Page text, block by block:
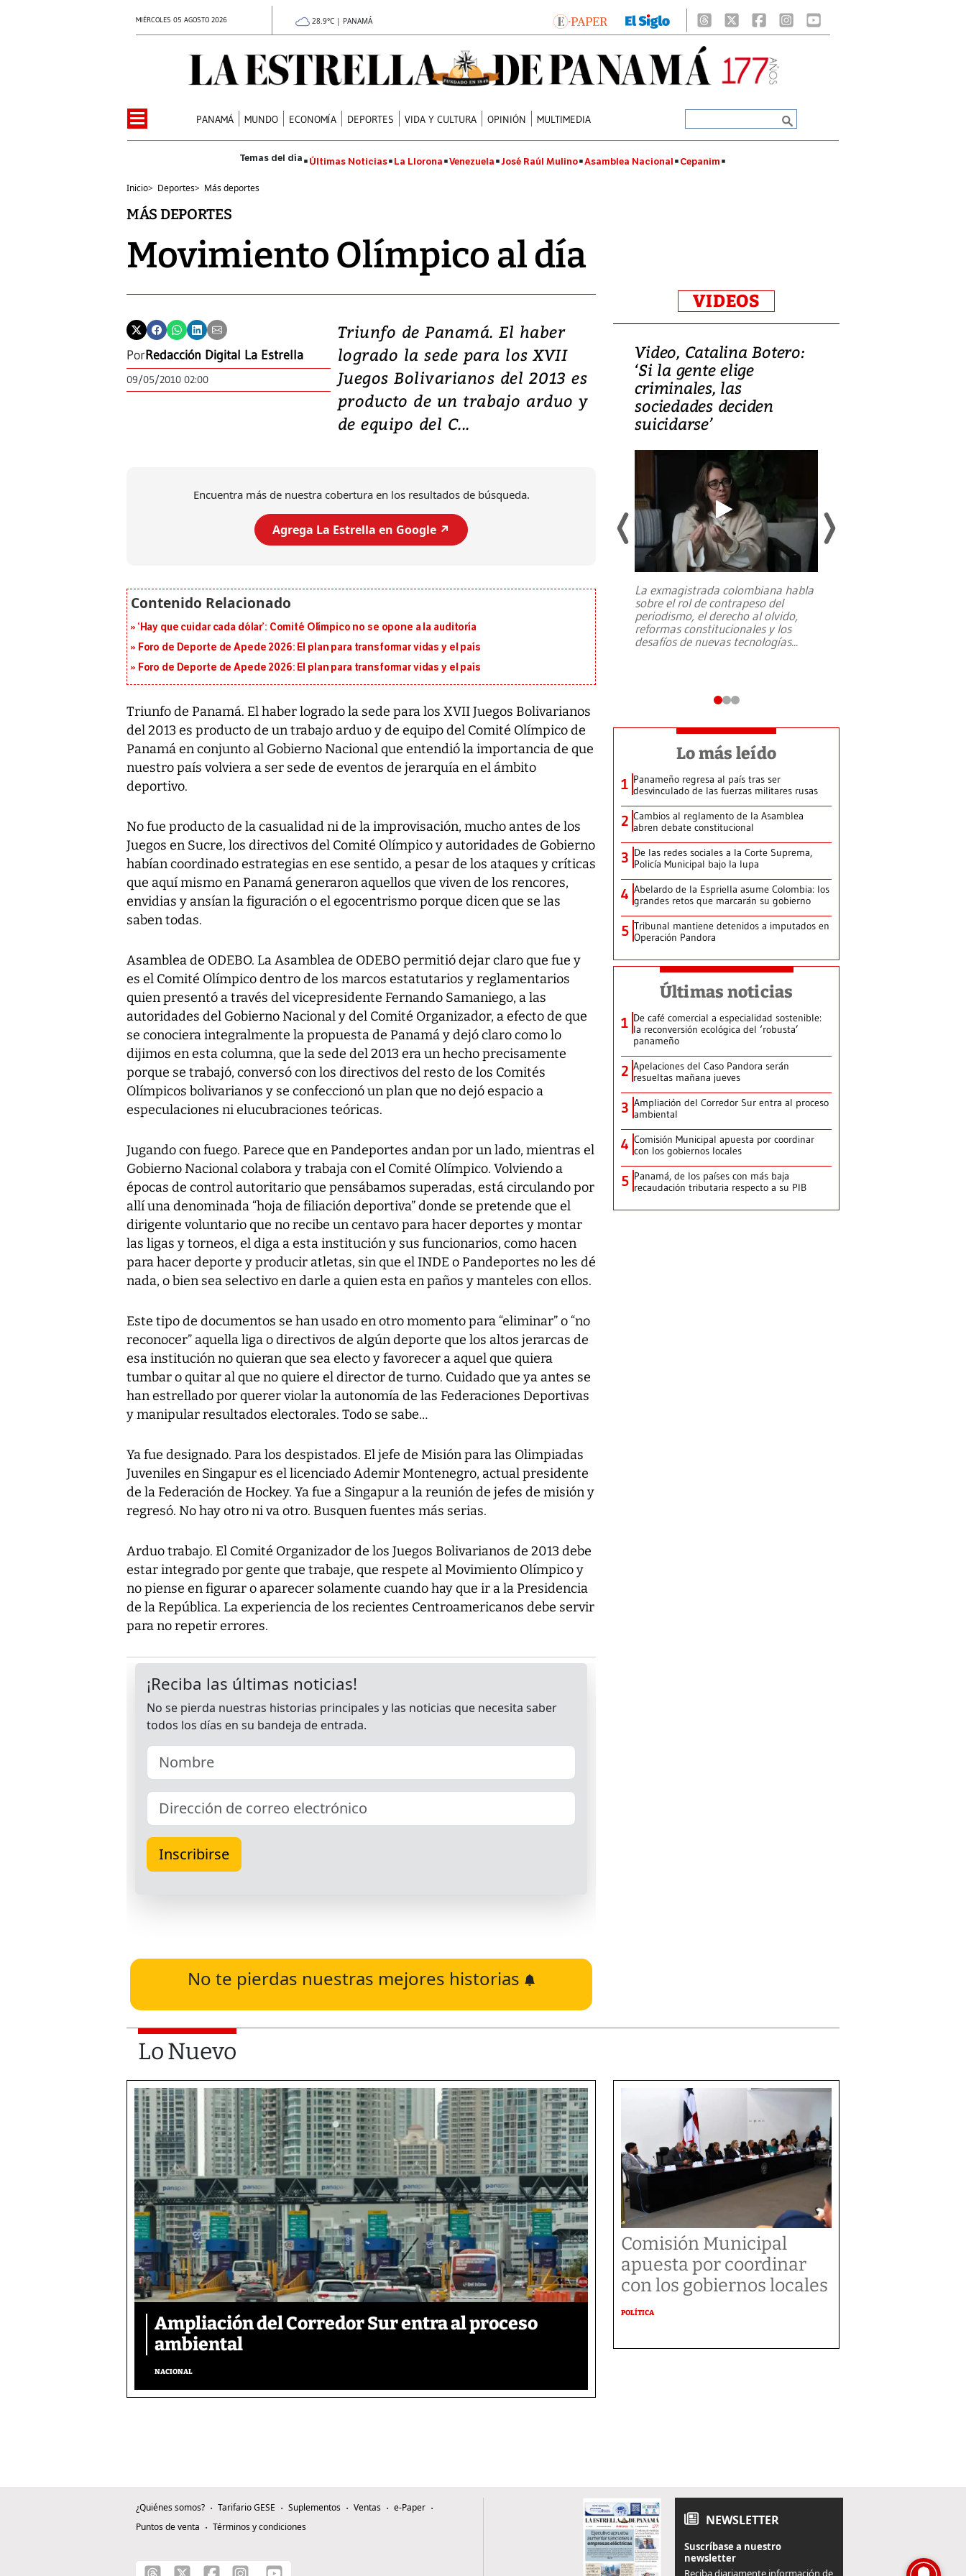
MIÉRCOLES 05 AGOSTO 2026 28.9°C | PANAMÁ
PANAMÁ MUNDO ECONOMÍA DEPORTES VIDA Y CULTURA OPINIÓN MULTIMEDIA
Últimas Noticias La Llorona Venezuela José Raúl Mulino Asamblea Nacional Cepanim
Inicio> Deportes> Más deportes
MÁS DEPORTES
Movimiento Olímpico al día
PorRedacción Digital La Estrella
09/05/2010 02:00
Triunfo de Panamá. El haber
logrado la sede para los XVII
Juegos Bolivarianos del 2013 es
producto de un trabajo arduo y
de equipo del C...
Encuentra más de nuestra cobertura en los resultados de búsqueda.
Agrega La Estrella en Google ↗️
‘Hay que cuidar cada dólar’: Comité Olímpico no se opone a la auditoría
Foro de Deporte de Apede 2026: El plan para transformar vidas y el país
Foro de Deporte de Apede 2026: El plan para transformar vidas y el país
Triunfo de Panamá. El haber logrado la sede para los XVII Juegos Bolivarianos
del 2013 es producto de un trabajo arduo y de equipo del Comité Olímpico de
Panamá en conjunto al Gobierno Nacional que entendió la importancia de que
nuestro país volviera a ser sede de eventos de jerarquía en el ámbito
deportivo.
No fue producto de la casualidad ni de la improvisación, mucho antes de los
Juegos en Sucre, los directivos del Comité Olímpico y autoridades de Gobierno
habían coordinado estrategias en ese sentido, a pesar de los ataques y críticas
que aquí mismo en Panamá generaron aquellos que viven de los rencores,
envidias y ansían la figuración o el egocentrismo porque dicen que se las
saben todas.
Asamblea de ODEBO. La Asamblea de ODEBO permitió dejar claro que fue y
es el Comité Olímpico dentro de los marcos estatutarios y reglamentarios
quien presentó a través del vicepresidente Fernando Samaniego, a las
autoridades del Gobierno Nacional y del Comité Organizador, a efecto de que
se conociera integralmente la propuesta de Panamá y dejó claro como lo
dijimos en esta columna, que la sede del 2013 era un hecho precisamente
porque se trabajó, conversó con los directivos del resto de los Comités
Olímpicos bolivarianos y se confeccionó un plan que no dejó espacio a
especulaciones ni elucubraciones teóricas.
Jugando con fuego. Parece que en Pandeportes andan por un lado, mientras el
Gobierno Nacional colabora y trabaja con el Comité Olímpico. Volviendo a
épocas de control autoritario que pensábamos superadas, está circulando por
allí una denominada “hoja de filiación deportiva” donde se pretende que el
dirigente voluntario que no recibe un centavo para hacer deportes y montar
las ligas y torneos, el diga a esta institución y sus funcionarios, como hacen
para hacer deporte y producir atletas, sin que el INDE o Pandeportes no les dé
nada, o bien sea selectivo en darle a quien esta en paños y manteles con ellos.
Este tipo de documentos se han usado en otro momento para “eliminar” o “no
reconocer” aquella liga o directivos de algún deporte que los altos jerarcas de
esa institución no quieran que sea electo y favorecer a aquel que quiera
tumbar o quitar al que no quiere el director de turno. Cuidado que ya antes se
han estrellado por querer violar la autonomía de las Federaciones Deportivas
y manipular resultados electorales. Todo se sabe…
Ya fue designado. Para los despistados. El jefe de Misión para las Olimpiadas
Juveniles en Singapur es el licenciado Ademir Montenegro, actual presidente
de la Federación de Hockey. Ya fue a Singapur a la reunión de jefes de misión y
regresó. No hay otro ni va otro. Busquen fuentes más serias.
Arduo trabajo. El Comité Organizador de los Juegos Bolivarianos de 2013 debe
estar integrado por gente que trabaje, que respete al Movimiento Olímpico y
no piense en figurar o aparecer solamente cuando hay que ir a la Presidencia
de la República. La experiencia de los recientes Centroamericanos debe servir
para no repetir errores.
No te pierdas nuestras mejores historias
VIDEOS
Video, Japón: Terremoto
deja heridos y graves
daños en Kumamoto
al sur de Japón, provocando una
Video, Catalina Botero:
‘Si la gente elige
criminales, las
sociedades deciden
suicidarse’
La exmagistrada colombiana habla
sobre el rol de contrapeso del
periodismo, el derecho al olvido,
reformas constitucionales y los
desafíos de nuevas tecnologías...
Lo más leído
1 Panameño regresa al país tras ser
desvinculado de las fuerzas militares rusas
2 Cambios al reglamento de la Asamblea
abren debate constitucional
3 De las redes sociales a la Corte Suprema,
Policía Municipal bajo la lupa
4 Abelardo de la Espriella asume Colombia: los
grandes retos que marcarán su gobierno
5 Tribunal mantiene detenidos a imputados en
Operación Pandora
Últimas noticias
1 De café comercial a especialidad sostenible:
la reconversión ecológica del ‘robusta’
panameño
2 Apelaciones del Caso Pandora serán
resueltas mañana jueves
3 Ampliación del Corredor Sur entra al proceso
ambiental
4 Comisión Municipal apuesta por coordinar
con los gobiernos locales
5 Panamá, de los países con más baja
recaudación tributaria respecto a su PIB
Lo Nuevo
Ampliación del Corredor Sur entra al proceso
ambiental
NACIONAL
Comisión Municipal
apuesta por coordinar
con los gobiernos locales
POLÍTICA
¿Quiénes somos? Tarifario GESE Suplementos Ventas
e-Paper
Puntos de venta
Términos y condiciones NEWSLETTER
Suscríbase a nuestro
newsletter